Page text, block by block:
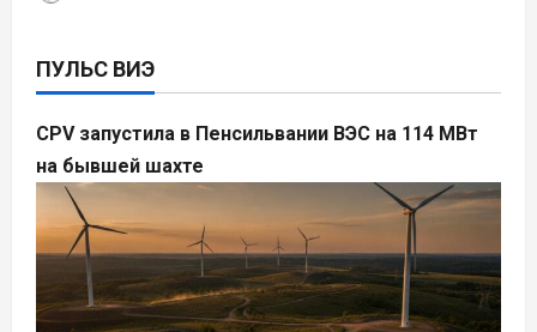
ПУЛЬС ВИЭ
CPV запустила в Пенсильвании ВЭС на 114 МВт
на бывшей шахте